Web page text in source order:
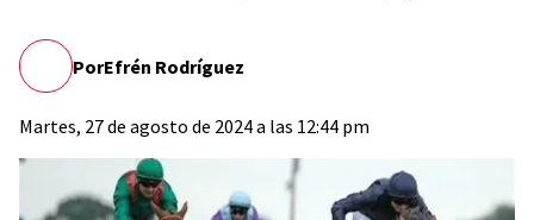
PorEfrén Rodríguez
Martes, 27 de agosto de 2024 a las 12:44 pm